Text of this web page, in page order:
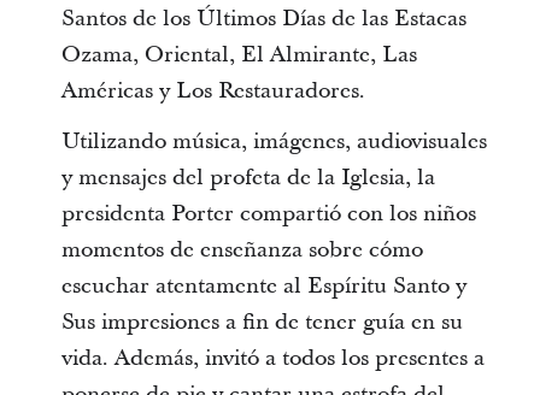
Santos de los Últimos Días de las Estacas
Ozama, Oriental, El Almirante, Las
Américas y Los Restauradores.
Utilizando música, imágenes, audiovisuales
y mensajes del profeta de la Iglesia, la
presidenta Porter compartió con los niños
momentos de enseñanza sobre cómo
escuchar atentamente al Espíritu Santo y
Sus impresiones a fin de tener guía en su
vida. Además, invitó a todos los presentes a